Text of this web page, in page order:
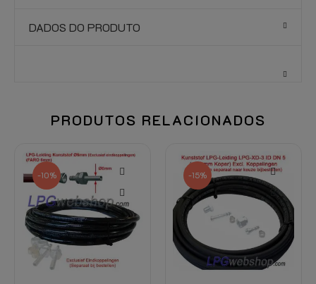
DADOS DO PRODUTO
PRODUTOS RELACIONADOS
-10% -15%